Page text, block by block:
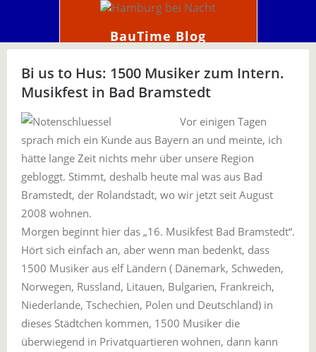
BauTime Blog
Bi us to Hus: 1500 Musiker zum Intern.
Musikfest in Bad Bramstedt
Vor einigen Tagen
sprach mich ein Kunde aus Bayern an und meinte, ich
hätte lange Zeit nichts mehr über unsere Region
gebloggt. Stimmt, deshalb heute mal was aus Bad
Bramstedt, der Rolandstadt, wo wir jetzt seit August
2008 wohnen.
Morgen beginnt hier das „16. Musikfest Bad Bramstedt“.
Hört sich einfach an, aber wenn man bedenkt, dass
1500 Musiker aus elf Ländern ( Dänemark, Schweden,
Norwegen, Russland, Litauen, Bulgarien, Frankreich,
Niederlande, Tschechien, Polen und Deutschland) in
dieses Städtchen kommen, 1500 Musiker die
überwiegend in Privatquartieren wohnen, dann kann